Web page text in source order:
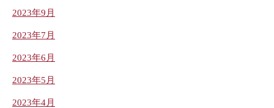
2023年9月
2023年7月
2023年6月
2023年5月
2023年4月